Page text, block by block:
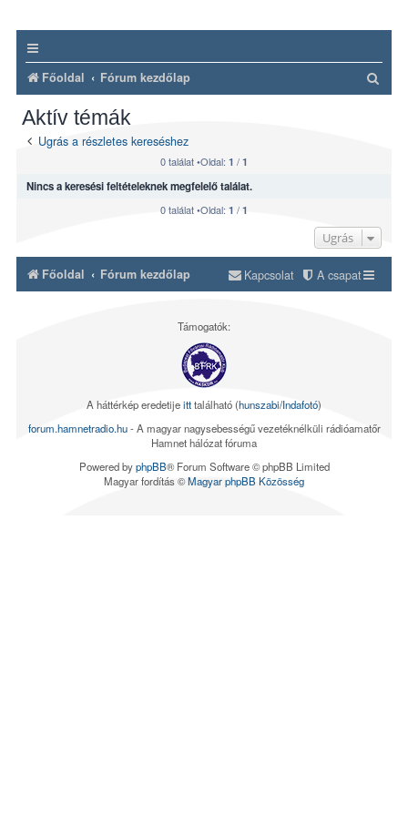
Főoldal Fórum kezdőlap
s
Aktív témák
Ugrás a részletes kereséshez
0 találat •Oldal: 1 / 1
Nincs a keresési feltételeknek megfelelő találat.
0 találat •Oldal: 1 / 1
Ugrás
Főoldal Fórum kezdőlap A csapat
Kapcsolat
Támogatók:
A háttérkép eredetijeitttalálható (hunszabi/Indafotó)
forum.hamnetradio.hu- A magyar nagysebességű vezetéknélküli rádióamatőr
Hamnet hálózat fóruma
Powered byphpBB® Forum Software © phpBB Limited
Magyar fordítás ©Magyar phpBB Közösség